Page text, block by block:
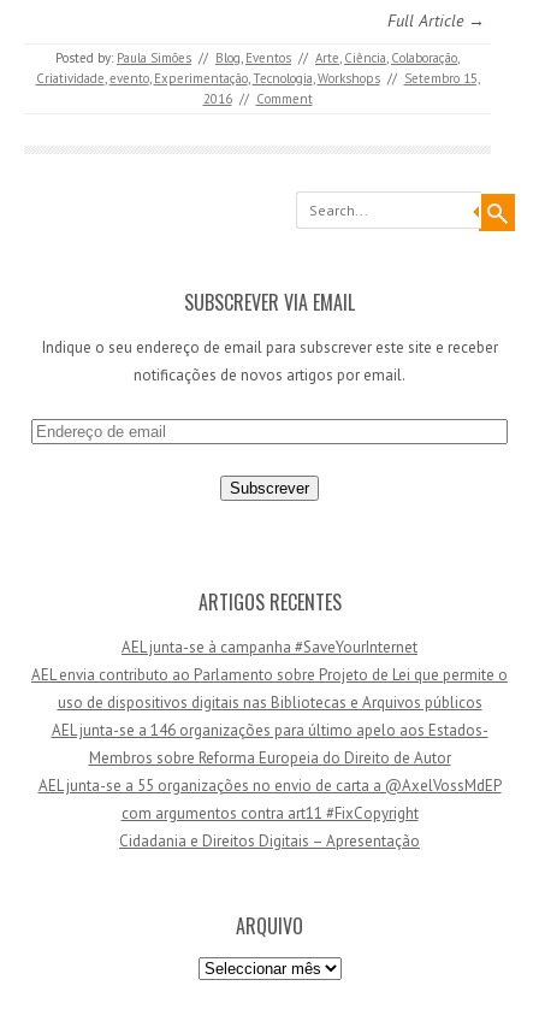
Full Article →
Posted by: Paula Simões // Blog, Eventos // Arte, Ciência, Colaboração,
Criatividade,evento, Experimentação,Tecnologia,Workshops // Setembro 15,
2016 // Comment
Search
SUBSCREVER VIA EMAIL
Indique o seu endereço de email para subscrever este site e receber
notificações de novos artigos por email.
E
e
ARTIGOS RECENTES
AEL junta-se à campanha #SaveYourInternet
AEL envia contributo ao Parlamento sobre Projeto de Lei que permite o
uso de dispositivos digitais nas Bibliotecas e Arquivos públicos
AEL junta-se a 146 organizações para último apelo aos Estados-
Membros sobre Reforma Europeia do Direito de Autor
AEL junta-se a 55 organizações no envio de carta a @AxelVossMdEP
com argumentos contra art11 #FixCopyright
Cidadania e Direitos Digitais – Apresentação
ARQUIVO
Arquivo